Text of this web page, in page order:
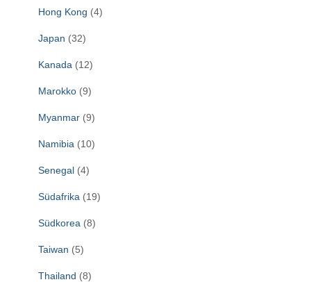
Hong Kong (4)
Japan (32)
Kanada (12)
Marokko (9)
Myanmar (9)
Namibia (10)
Senegal (4)
Südafrika (19)
Südkorea (8)
Taiwan (5)
Thailand (8)